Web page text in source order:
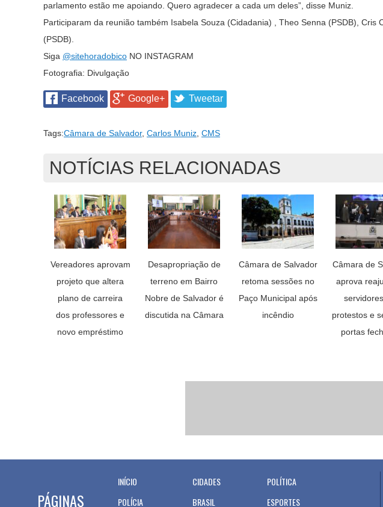
parlamento estão me apoiando. Quero agradecer a cada um deles”, disse Muniz.
Participaram da reunião também Isabela Souza (Cidadania) , Theo Senna (PSDB), Cris
(PSDB).
Siga @sitehoradobico NO INSTAGRAM
Fotografia: Divulgação
Facebook Google+ Tweetar
Tags:Câmara de Salvador, Carlos Muniz CMS
NOTÍCIAS RELACIONADAS
Vereadores aprovam
projeto que altera
plano de carreira
dos professores e
novo empréstimo
Desapropriação de
terreno em Bairro
Nobre de Salvador é
discutida na Câmara
Câmara de Salvador
retoma sessões no
Paço Municipal após
incêndio
Câmara de
aprova
protestos e
portas
PÁGINAS
INÍCIO CIDADES
POLÍTICA
POLÍCIA
BRASIL ESPORTES